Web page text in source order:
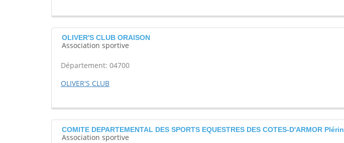
OLIVER'S CLUB ORAISON
Association sportive
Département: 04700
OLIVER'S CLUB
COMITE DEPARTEMENTAL DES SPORTS EQUESTRES DES COTES-D'ARMOR Plérin
Association sportive